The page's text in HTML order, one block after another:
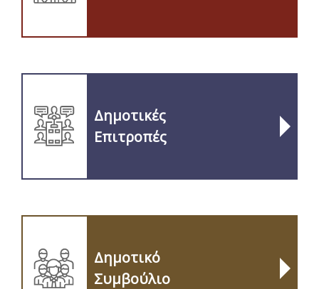
Δημοτικές
Επιτροπές
Δημοτικό
Συμβούλιο